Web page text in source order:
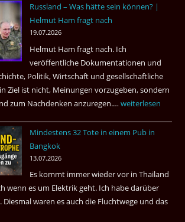
aufgeklärt
3
Tote
kamen
dazu.
Russland – Was hätte sein können? |
Helmut Ham fragt nach
19.07.2026
Helmut Ham fragt nach. Ich
veröffentliche Dokumentationen und
Politik, Wirtschaft und gesellschaftliche
Ziel ist nicht, Meinungen vorzugeben, sondern
zum Nachdenken anzuregen.…Russland
Was
können?
|
Helmut
weiterlesen
Mindestens 32 Tote in einem Pub in
Bangkok
13.07.2026
Es kommt immer wieder vor in Thailand
wenn es um Elektrik geht. Ich habe darüber
waren es auch die Fluchtwege und das